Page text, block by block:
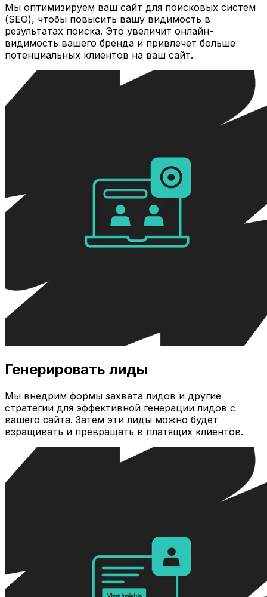
Мы оптимизируем ваш сайт для поисковых систем
(SEO), чтобы повысить вашу видимость в
результатах поиска. Это увеличит онлайн-
видимость вашего бренда и привлечет больше
потенциальных клиентов на ваш сайт.
Генерировать лиды
Мы внедрим формы захвата лидов и другие
стратегии для эффективной генерации лидов с
вашего сайта. Затем эти лиды можно будет
взращивать и превращать в платящих клиентов.